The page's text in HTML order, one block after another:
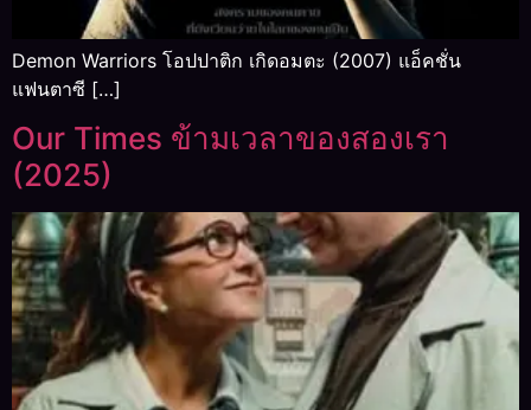
Demon Warriors โอปปาติก เกิดอมตะ (2007) แอ็คชั่น
แฟนตาซี […]
Our Times ข้ามเวลาของสองเรา
(2025)